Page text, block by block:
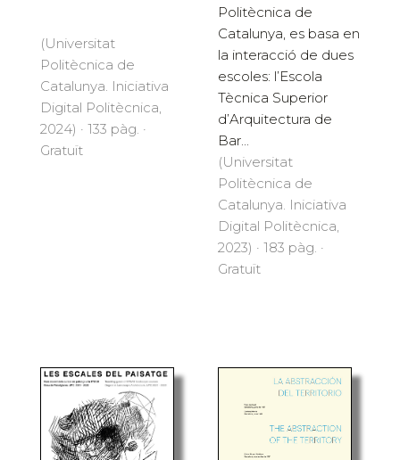
(Universitat
Politècnica de
Catalunya. Iniciativa
Digital Politècnica,
2024) · 133 pàg. ·
Gratuït
Politècnica de
Catalunya, es basa en
la interacció de dues
escoles: l’Escola
Tècnica Superior
d’Arquitectura de
Bar...
(Universitat
Politècnica de
Catalunya. Iniciativa
Digital Politècnica,
2023) · 183 pàg. ·
Gratuït